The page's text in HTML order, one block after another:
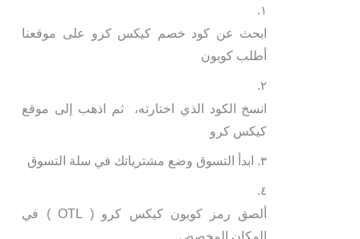
ابحث عن كود خصم كيكس كرو على موقعنا
أطلب كوبون
انسخ الكود الذي اختارته، ثم اذهب إلى موقع
كيكس كرو
ابدأ التسوق وضع مشترياتك في سلة التسوق
ألصق رمز كوبون كيكس كرو ( OTL ) في
المكان المخصص